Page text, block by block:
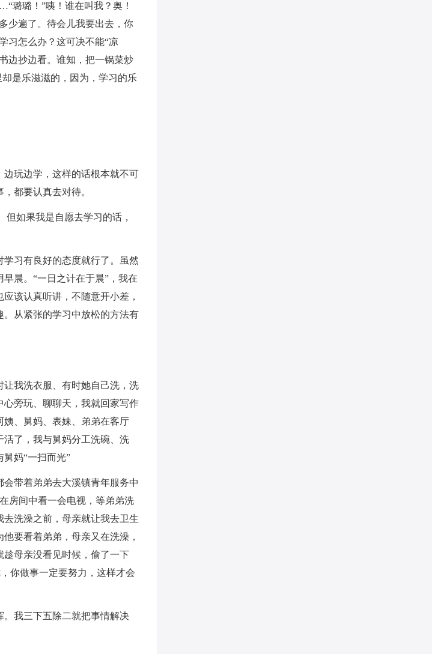
璐璐！”咦！谁在叫我？奥！
少遍了。待会儿我要出去，你
习怎么办？这可决不能“凉
边抄边看。谁知，把一锅菜炒
却是乐滋滋的，因为，学习的乐
玩边学，这样的话根本就不可
都要认真去对待。
如果我是自愿去学习的话，
习有良好的态度就行了。虽然
晨。“一日之计在于晨”，我在
该认真听讲，不随意开小差，
从紧张的学习中放松的方法有
我洗衣服、有时她自己洗，洗
旁玩、聊聊天，我就回家写作
、舅妈、表妹、弟弟在客厅
了，我与舅妈分工洗碗、洗
妈“一扫而光”
带着弟弟去大溪镇青年服务中
房间中看一会电视，等弟弟洗
洗澡之前，母亲就让我去卫生
要看着弟弟，母亲又在洗澡，
趁母亲没看见时候，偷了一下
你做事一定要努力，这样才会
我三下五除二就把事情解决